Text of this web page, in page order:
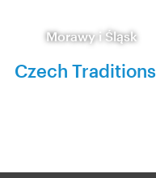
Morawy i Śląsk
Czech Traditions